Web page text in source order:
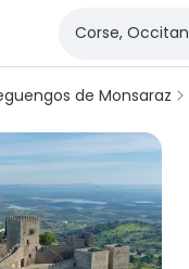
de Monsaraz